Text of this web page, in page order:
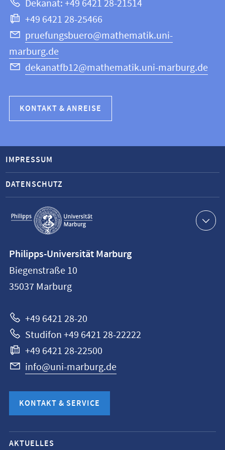
Informatik
Dekanat: +49 6421 28-21514
+49 6421 28-25466
pruefungsbuero@mathematik.uni-
marburg.de
dekanatfb12@mathematik.uni-marburg.de
KONTAKT & ANREISE
Service-
Navigation
IMPRESSUM
DATENSCHUTZ
Philipps-
Universität
Marburg
Philipps-Universität Marburg
Biegenstraße 10
35037 Marburg
+49 6421 28-20
Studifon +49 6421 28-22222
+49 6421 28-22500
info@uni-marburg.de
KONTAKT & SERVICE
Mobile-
AKTUELLES